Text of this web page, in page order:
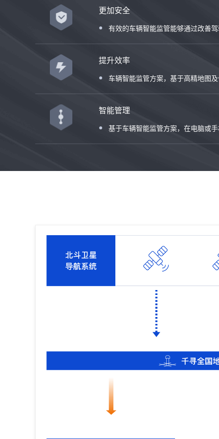
更加安全
有效的车辆智能监管能够通过改善
提升效率
车辆智能监管方案，基于高精地图
智能管理
基于车辆智能监管方案，在电脑或